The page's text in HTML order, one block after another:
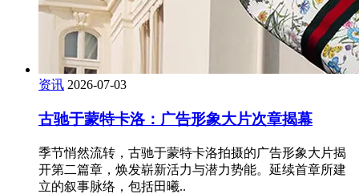
资讯 2026-07-03
古驰于蒙特卡洛：广告形象大片次章揭幕
季节悄然流转，古驰于蒙特卡洛拍摄的广告形象大片揭
开第二篇章，焕发崭新活力与潜力势能。延续首章所建
立的叙事脉络，包括田曦..